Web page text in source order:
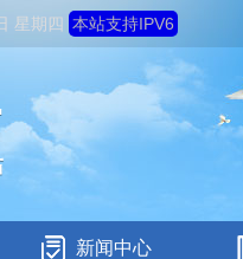
星期四 本站支持IPV6
新闻中心